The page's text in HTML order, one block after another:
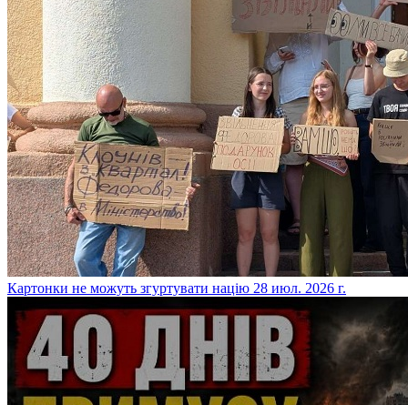
​Картонки не можуть згуртувати націю 28 июл. 2026 г.